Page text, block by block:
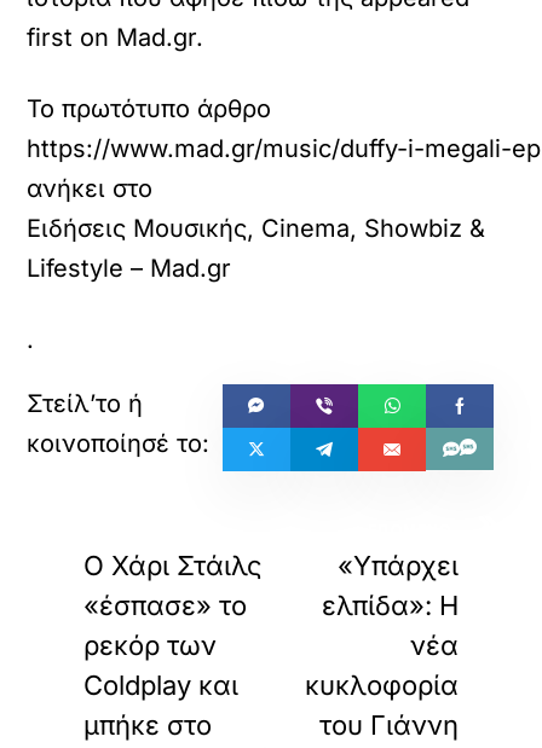
first on Mad.gr.
Το πρωτότυπο άρθρο
https://www.mad.gr/music/duffy-i-megali-
ανήκει στο
Ειδήσεις Μουσικής, Cinema, Showbiz &
Lifestyle – Mad.gr
.
O Χάρι Στάιλς
«έσπασε» το
ρεκόρ των
Coldplay και
μπήκε στο
«Υπάρχει
ελπίδα»: Η
νέα
κυκλοφορία
του Γιάννη